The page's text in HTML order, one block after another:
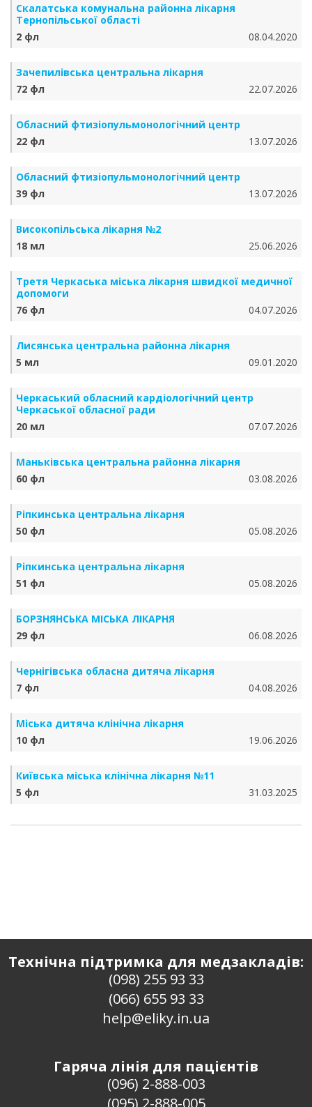
Скалатська комунальна районна лікарня
Тернопільської області
2 фл
08.04.2020
Зачепилівська центральна лікарня
72 фл
22.07.2026
Обласний фтизіопульмонологічний центр
22 фл
13.07.2026
Обласний фтизіопульмонологічний центр
39 фл
13.07.2026
Високопільська лікарня №2
18 мл
25.06.2026
Третя Черкаська міська лікарня швидкої медичної
допомоги
76 фл
04.07.2026
Лисянська центральна районна лікарня
5 мл
09.01.2020
Черкаський обласний кардіологічний центр
Черкаської обласної ради
20 мл
07.07.2026
Маньківська центральна районна лікарня
60 фл
03.08.2026
Ріпкинська центральна лікарня
50 фл
05.08.2026
Ріпкинська центральна лікарня
51 фл
05.08.2026
БОРЗНЯНСЬКА МІСЬКА ЛІКАРНЯ
29 фл
06.08.2026
Чернігівська обласна дитяча лікарня
7 фл
04.08.2026
Міська дитяча клінічна лікарня
10 фл
19.06.2026
Київська міська клінічна лікарня №11
5 фл
31.03.2025
Технічна підтримка для медзакладів:
(098) 255 93 33
(066) 655 93 33
help@eliky.in.ua
Гаряча лінія для пацієнтів
(096) 2-888-003
(095) 2-888-005